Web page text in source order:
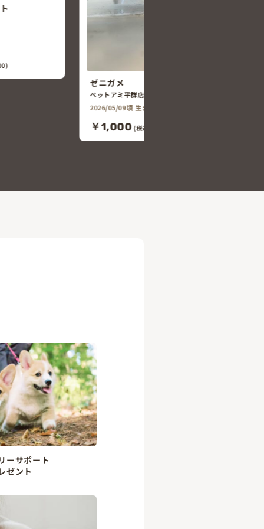
ミシシッピニオイガメ
ペットアミ平群店
2026/06/18頃 生まれ
￥6,618 (税込￥7,280)
ーサポート
ゼント